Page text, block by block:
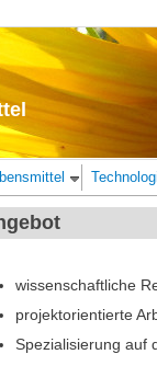
wissenschaftliche
projektorientierte
Spezialisierung auf